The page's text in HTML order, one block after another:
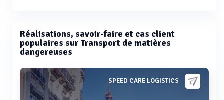
Réalisations, savoir-faire et cas client
populaires sur Transport de matières
dangereuses
SPEED CARE LOGISTICS